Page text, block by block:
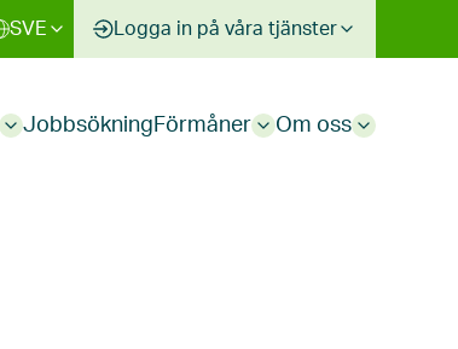
SVE Logga in på våra tjänster
Sub
Jobbsökning Förmåner Sub
Om oss Sub